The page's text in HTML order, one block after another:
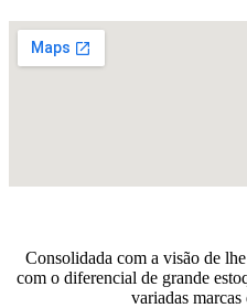
Consolidada com a visão de
com o diferencial de grande
variadas marcas